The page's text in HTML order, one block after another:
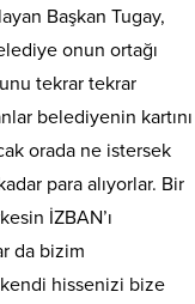
Başkan Tugay,
onun ortağı
tekrar tekrar
belediyenin kartını
orada ne istersek
para alıyorlar. Bir
İZBAN’ı
da bizim
hissenizi bize